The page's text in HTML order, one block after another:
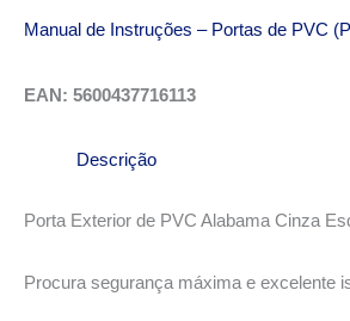
Manual de Instruções – Portas de PVC
EAN: 5600437716113
Descrição
Porta Exterior de PVC Alabama Cinza
Procura segurança máxima e excelente